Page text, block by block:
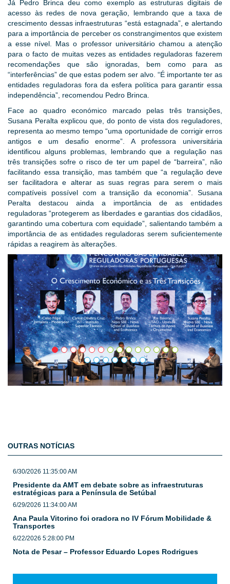
Já Pedro Brinca deu como exemplo as estruturas digitais de
acesso às redes de nova geração, lembrando que a taxa de
crescimento dessas infraestruturas “está estagnada”, e alertando
para a importância de perceber os constrangimentos que existem
a esse nível. Mas o professor universitário chamou a atenção
para o facto de muitas vezes as entidades reguladoras fazerem
recomendações que são ignoradas, bem como para as
“interferências” de que estas podem ser alvo. “É importante ter as
entidades reguladoras fora da esfera política para garantir essa
independência”, recomendou Pedro Brinca.
Face ao quadro económico marcado pelas três transições,
Susana Peralta explicou que, do ponto de vista dos reguladores,
representa ao mesmo tempo “uma oportunidade de corrigir erros
antigos e um desafio enorme”. A professora universitária
identificou alguns problemas, lembrando que a regulação nas
três transições sofre o risco de ter um papel de “barreira”, não
facilitando essa transição, mas também que “a regulação deve
ser facilitadora e alterar as suas regras para serem o mais
compatíveis possível com a transição da economia”. Susana
Peralta destacou ainda a importância de as entidades
reguladoras “protegerem as liberdades e garantias dos cidadãos,
garantindo uma cobertura com equidade”, salientando também a
importância de as entidades reguladoras serem suficientemente
rápidas a reagirem às alterações.
OUTRAS NOTÍCIAS
6/30/2026 11:35:00 AM
Presidente da AMT em debate sobre as infraestruturas
estratégicas para a Península de Setúbal
6/29/2026 11:34:00 AM
Ana Paula Vitorino foi oradora no IV Fórum Mobilidade &
Transportes
6/22/2026 5:28:00 PM
Nota de Pesar – Professor Eduardo Lopes Rodrigues